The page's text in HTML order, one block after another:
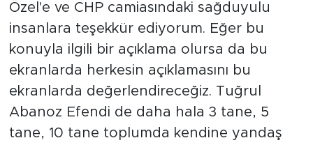
Özel'e ve CHP camiasındaki sağduyulu
insanlara teşekkür ediyorum. Eğer bu
konuyla ilgili bir açıklama olursa da bu
ekranlarda herkesin açıklamasını bu
ekranlarda değerlendireceğiz. Tuğrul
Abanoz Efendi de daha hala 3 tane, 5
tane, 10 tane toplumda kendine yandaş